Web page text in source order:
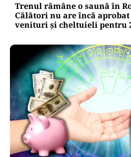
Trenul rămâne o saună în
Călători nu are încă
venituri și cheltuieli pentru